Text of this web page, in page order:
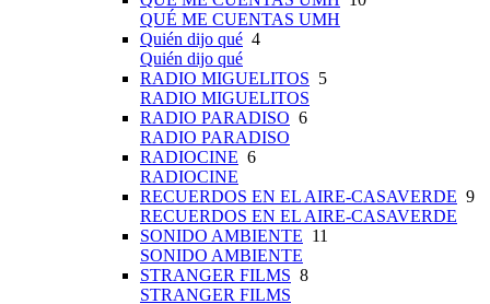
QUÉ ME CUENTAS UMH
Quién dijo qué 4
Quién dijo qué
RADIO MIGUELITOS 5
RADIO MIGUELITOS
RADIO PARADISO 6
RADIO PARADISO
RADIOCINE 6
RADIOCINE
RECUERDOS EN EL AIRE-CASAVERDE 9
RECUERDOS EN EL AIRE-CASAVERDE
SONIDO AMBIENTE 11
SONIDO AMBIENTE
STRANGER FILMS 8
STRANGER FILMS